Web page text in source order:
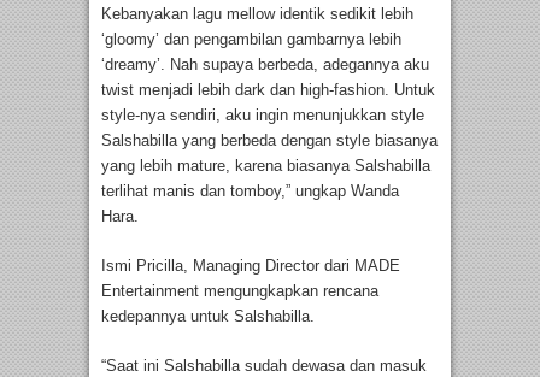
Kebanyakan lagu mellow identik sedikit lebih
‘gloomy’ dan pengambilan gambarnya lebih
‘dreamy’. Nah supaya berbeda, adegannya aku
twist menjadi lebih dark dan high-fashion. Untuk
style-nya sendiri, aku ingin menunjukkan style
Salshabilla yang berbeda dengan style biasanya
yang lebih mature, karena biasanya Salshabilla
terlihat manis dan tomboy,” ungkap Wanda
Hara.
Ismi Pricilla, Managing Director dari MADE
Entertainment mengungkapkan rencana
kedepannya untuk Salshabilla.
“Saat ini Salshabilla sudah dewasa dan masuk